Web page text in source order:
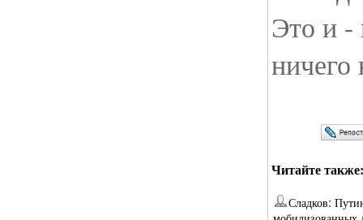
Это и -
ничего
Читайте также:
Сладков: